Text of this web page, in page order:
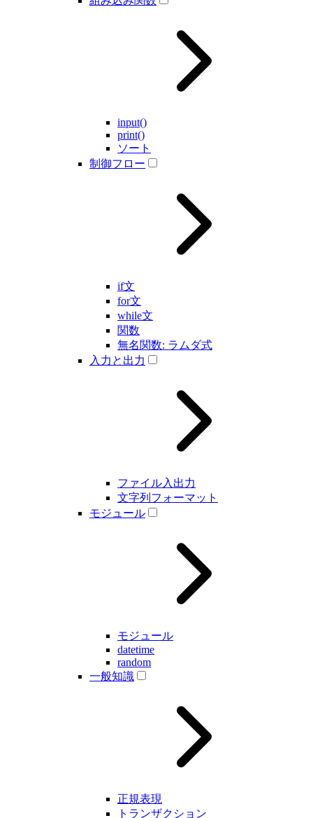
input()
print()
ソート
制御フロー
if文
for文
while文
関数
無名関数: ラムダ式
入力と出力
ファイル入出力
文字列フォーマット
モジュール
モジュール
datetime
random
一般知識
正規表現
トランザクション